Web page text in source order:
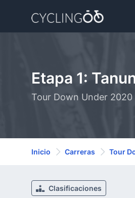
Etapa 1:
Tour Down Under
Inicio Carreras Tour
Clasificaciones